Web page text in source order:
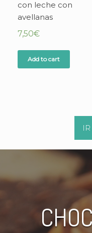
con leche con
avellanas
7,50€
Add to cart